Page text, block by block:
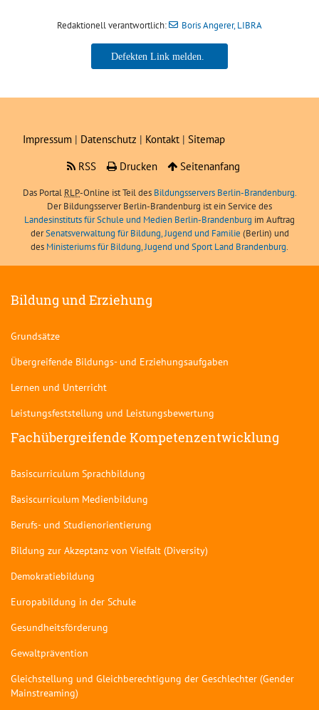
Redaktionell verantwortlich: Boris Angerer, LIBRA
Boris Angerer, LIBRA
Impressum | Datenschutz | Kontakt | Sitemap
RSS
Drucken Seitenanfang
Das Portal RLP-Online ist Teil des Bildungsservers Berlin-Brandenburg.
Der Bildungsserver Berlin-Brandenburg ist ein Service des
Landesinstituts für Schule und Medien Berlin-Brandenburg im Auftrag
derSenatsverwaltung für Bildung, Jugend und Familie (Berlin) und
des Ministeriums für Bildung, Jugend und Sport Land Brandenburg.
Bildung und Erziehung
Grundsätze
Übergreifende Bildungs- und Erziehungsaufgaben
Lernen und Unterricht
Leistungsfeststellung und Leistungsbewertung
Fachübergreifende Kompetenzentwicklung
Basiscurriculum Sprachbildung
Basiscurriculum Medienbildung
Berufs- und Studienorientierung
Bildung zur Akzeptanz von Vielfalt (Diversity)
Demokratiebildung
Europabildung in der Schule
Gesundheitsförderung
Gewaltprävention
Gleichstellung und Gleichberechtigung der Geschlechter (Gender
Mainstreaming)